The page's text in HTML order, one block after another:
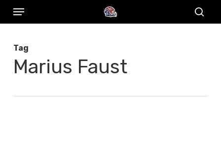
Skip
content
Menu
Tag
Marius Faust